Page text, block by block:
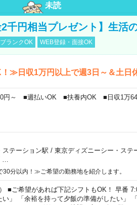
未読
千円相当プレゼント】生活
ブランクOK WEB登録・面接OK
≫日収1万円以上で週3日～＆土日
円～ ■週払いOK ■扶養内OK ■日収1万
ステーション駅 / 東京ディズニーシー・ステ
分以内！≫ご希望の勤務地を紹介します。
■ご希望があれば下記シフトもOK！ 早番
い」 「余裕を持って夕飯の準備がしたい」